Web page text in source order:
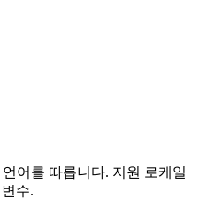
어를 따릅니다. 지원 로케일
수.